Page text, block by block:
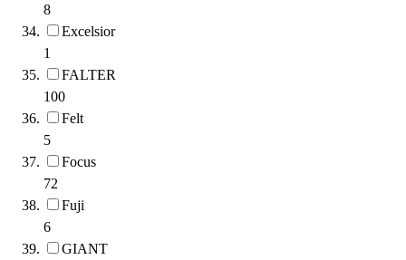
8
Excelsior
1
FALTER
100
Felt
5
Focus
72
Fuji
6
GIANT